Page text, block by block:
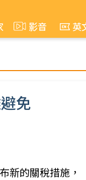
影音 英
免
新的關稅措施，